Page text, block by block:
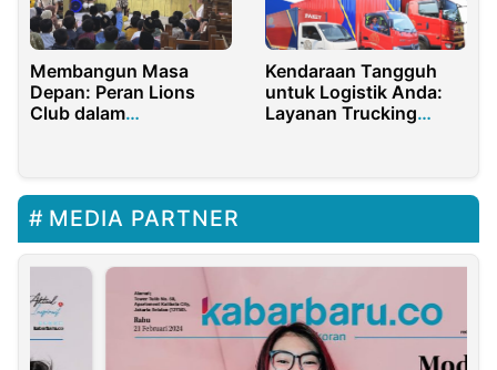
Membangun Masa
Depan: Peran Lions
Club dalam
Kendaraan Tangguh
untuk Logistik Anda:
Layanan Trucking
MEDIA PARTNER